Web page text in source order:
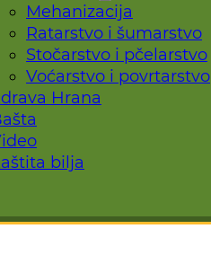
Mehanizacija
Ratarstvo i šumarstvo
Stočarstvo i pčelarstvo
Voćarstvo i povrtarstvo
Hrana
bilja